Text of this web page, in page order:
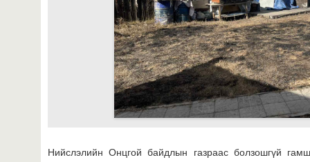
Нийслэлийн Онцгой байдлын газраас болзошгүй